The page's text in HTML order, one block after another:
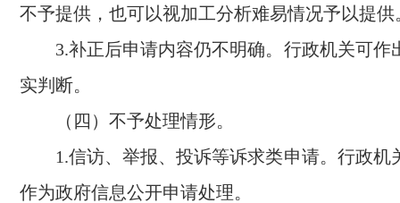
不予提供，也可以视加工分析难易情况予以提供
3.补正后申请内容仍不明确。行政机关可作
实判断。
（四）不予处理情形。
1.信访、举报、投诉等诉求类申请。行政机
作为政府信息公开申请处理。